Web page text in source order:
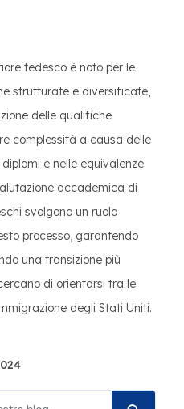
tedesco è noto per le
strutturate e diversificate,
delle qualifiche
complessità a causa delle
e nelle equivalenze
accademica di
svolgono un ruolo
processo, garantendo
una transizione più
di orientarsi tra le
degli Stati Uniti.